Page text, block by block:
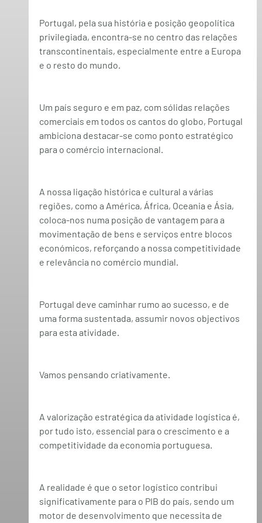
Portugal, pela sua história e posição geopolítica
privilegiada, encontra-se no centro das relações
transcontinentais, especialmente entre a Europa
e o resto do mundo.
Um país seguro e em paz, com sólidas relações
comerciais em todos os cantos do globo, Portugal
ambiciona destacar-se como ponto estratégico
para o comércio internacional.
A nossa ligação histórica e cultural a várias
regiões, como a América, África, Oceania e Ásia,
coloca-nos numa posição de vantagem para a
movimentação de bens e serviços entre blocos
económicos, reforçando a nossa competitividade
e relevância no comércio mundial.
Portugal deve caminhar rumo ao sucesso, e de
uma forma sustentada, assumir novos objectivos
para esta atividade.
Vamos pensando criativamente.
A valorização estratégica da atividade logística é,
por tudo isto, essencial para o crescimento e a
competitividade da economia portuguesa.
A realidade é que o setor logístico contribui
significativamente para o PIB do país, sendo um
motor de desenvolvimento que necessita de